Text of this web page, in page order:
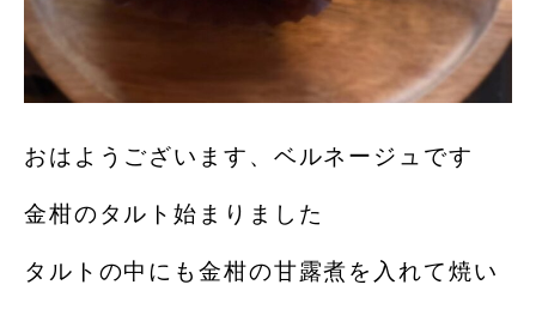
おはようございます、ベルネージュです
金柑のタルト始まりました
タルトの中にも金柑の甘露煮を入れて焼い